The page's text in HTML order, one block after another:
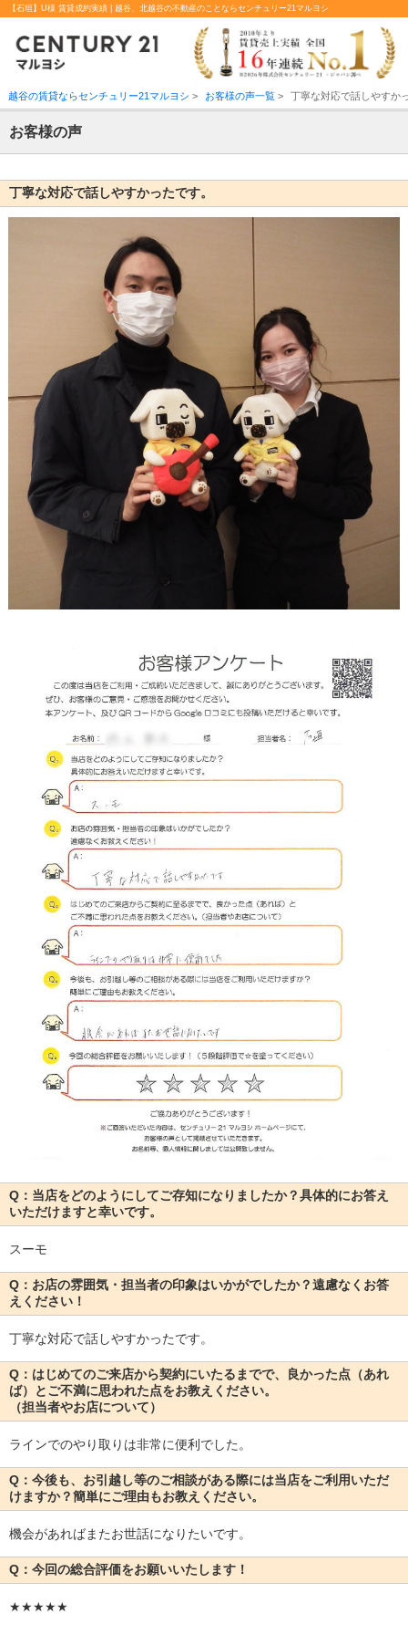
【石垣】U様 賃貸成約実績 | 越谷、北越谷の不動産のことならセンチュリー21マルヨシ
越谷の賃貸ならセンチュリー21マルヨシ > お客様の声一覧> 丁寧な対応で話しやすか
お客様の声
丁寧な対応で話しやすかったです。
Q：当店をどのようにしてご存知になりましたか？具体的にお答え
いただけますと幸いです。
スーモ
Q：お店の雰囲気・担当者の印象はいかがでしたか？遠慮なくお答
えください！
丁寧な対応で話しやすかったです。
Q：はじめてのご来店から契約にいたるまでで、良かった点（あれ
ば）とご不満に思われた点をお教えください。
（担当者やお店について）
ラインでのやり取りは非常に便利でした。
Q：今後も、お引越し等のご相談がある際には当店をご利用いただ
けますか？簡単にご理由もお教えください。
機会があればまたお世話になりたいです。
Q：今回の総合評価をお願いいたします！
★★★★★